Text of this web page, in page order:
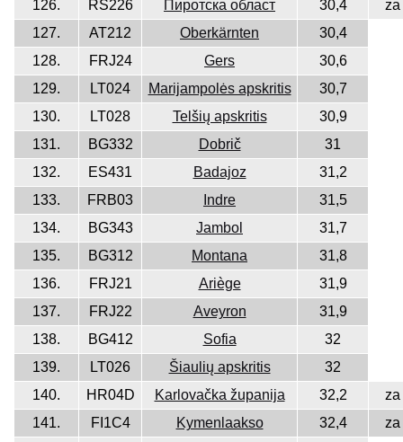
126.
RS226 Пиротска област 30,4
za
127.
AT212 Oberkärnten
30,4
128.
FRJ24 Gers
30,6
129.
LT024 Marijampolės apskritis
30,7
130.
LT028 Telšių apskritis
30,9
131.
BG332 Dobrič
31
132.
ES431 Badajoz
31,2
133.
FRB03 Indre
31,5
134.
BG343 Jambol
31,7
135.
BG312 Montana
31,8
136.
FRJ21 Ariège
31,9
137.
FRJ22 Aveyron
31,9
138.
BG412 Sofia
32
139.
LT026 Šiaulių apskritis
32
140.
HR04D Karlovačka županija 32,2
za
141.
FI1C4 Kymenlaakso 32,4
za